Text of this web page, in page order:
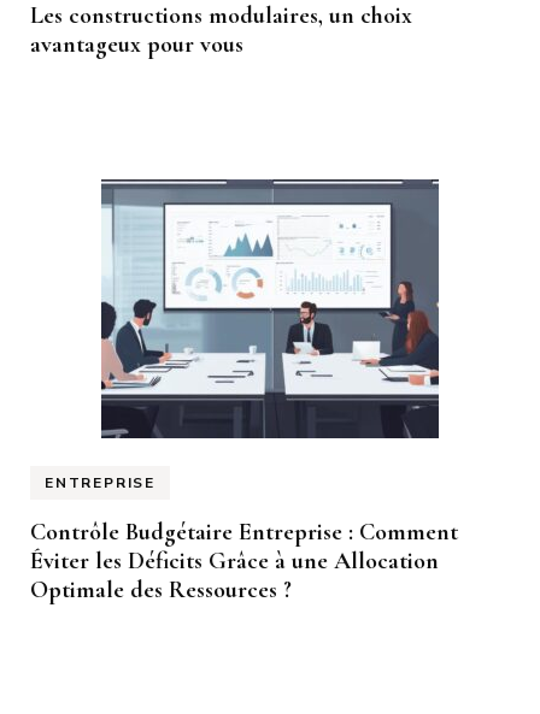
Les constructions modulaires, un choix
avantageux pour vous
ENTREPRISE
Contrôle Budgétaire Entreprise : Comment
Éviter les Déficits Grâce à une Allocation
Optimale des Ressources ?